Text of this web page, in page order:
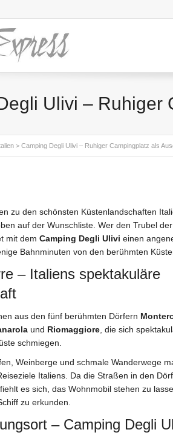
Ulivi – Ruhiger
> Camping Degli Ulivi – Ruhiger Campingplatz als
zu den schönsten Küstenlandschaften
auf der Wunschliste. Wer den Trubel
mit dem Camping Degli Ulivi einen
Bahnminuten von den berühmten
– Italiens spektakuläre
aus den fünf berühmten Dörfern
und Riomaggiore , die sich
schmiegen.
Weinberge und schmale Wanderwege
Italiens. Da die Straßen in den
es sich, das Wohnmobil stehen zu
zu erkunden.
– Camping Degli